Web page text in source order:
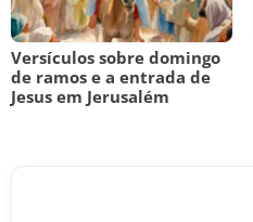
Versículos sobre domingo
de ramos e a entrada de
Jesus em Jerusalém